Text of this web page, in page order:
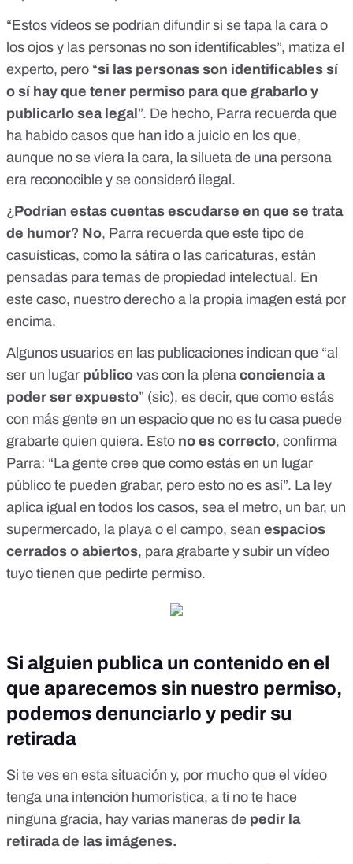
“Estos vídeos se podrían difundir si se tapa la cara o
los ojos y las personas no son identificables”, matiza el
experto, pero “si las personas son identificables sí
o sí hay que tener permiso para que grabarlo y
publicarlo sea legal ”. De hecho, Parra recuerda que
ha habido casos que han ido a juicio en los que,
aunque no se viera la cara, la silueta de una persona
era reconocible y se consideró ilegal.
¿Podrían estas cuentas escudarse en que se trata
de humor? No, Parra recuerda que este tipo de
casuísticas, como la sátira o las caricaturas, están
pensadas para temas de propiedad intelectual. En
este caso, nuestro derecho a la propia imagen está por
encima.
Algunos usuarios en las publicaciones indican que “al
ser un lugar público vas con la plena conciencia a
poder ser expuesto” (sic), es decir, que como estás
con más gente en un espacio que no es tu casa puede
grabarte quien quiera. Esto no es correcto, confirma
Parra: “La gente cree que como estás en un lugar
público te pueden grabar, pero esto no es así”. La ley
aplica igual en todos los casos, sea el metro, un bar, un
supermercado, la playa o el campo, sean espacios
cerrados o abiertos, para grabarte y subir un vídeo
tuyo tienen que pedirte permiso.
Si alguien publica un contenido en el
que aparecemos sin nuestro permiso,
podemos denunciarlo y pedir su
retirada
Si te ves en esta situación y, por mucho que el vídeo
tenga una intención humorística, a ti no te hace
ninguna gracia, hay varias maneras de pedir la
retirada de las imágenes.